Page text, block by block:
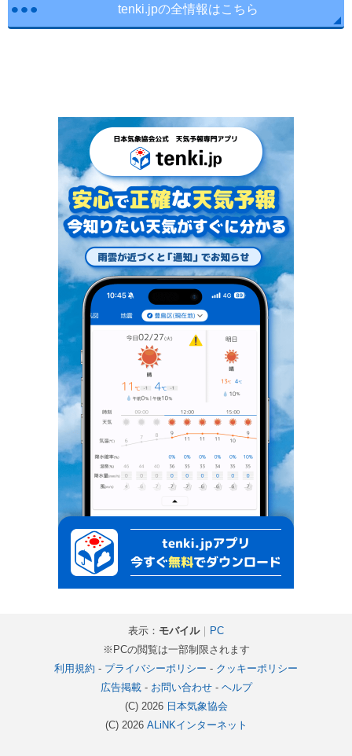
tenki.jpの全情報はこちら
表示： モバイル｜ PC
※PCの閲覧は一部制限されます
利用規約 - プライバシーポリシー - クッキーポリシー
広告掲載- お問い合わせ- ヘルプ
(C) 2026 日本気象協会
(C) 2026 ALiNKインターネット